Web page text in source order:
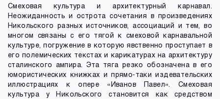
Смеховая культура и архитектурный карнавал.
Неожиданность и острота сочетания в произведениях
Никольского разных источников, ассоциаций и тем, во
многом связаны с его тягой к смеховой карнавальной
культуре, погружение в которую явственно проступает в
его полемических текстах и карикатурах на архитектуру
сталинского ампира. Эта тяга резко обозначена в его
юмористических книжках и прямо-таки издевательских
иллюстрациях к опере «Иванов Павел». Смеховая
культура у Никольского становится как средством